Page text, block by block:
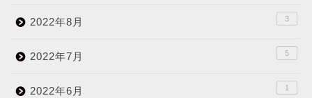
2022年8月 3
2022年7月 5
2022年6月 1